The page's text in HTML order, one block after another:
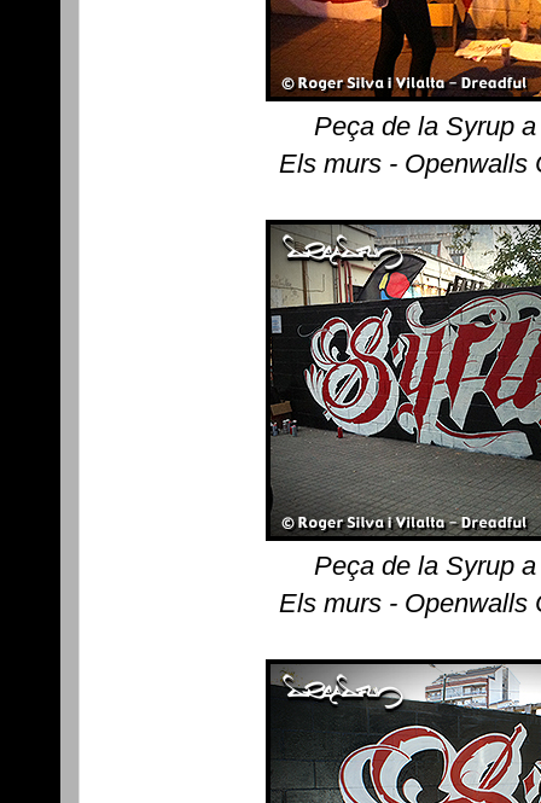
Peça de la Syrup
Els murs - Openwalls
Peça de la Syrup
Els murs - Openwalls